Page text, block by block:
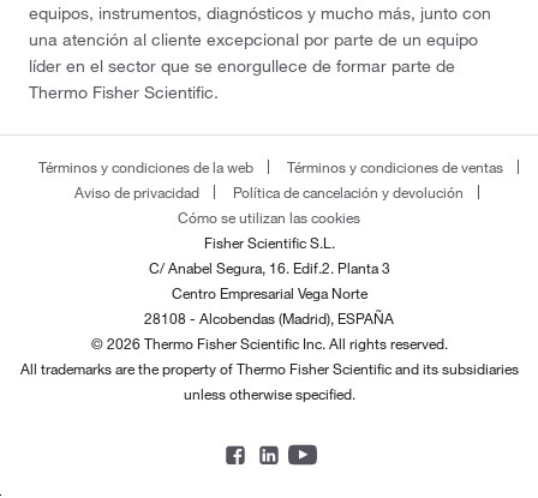
equipos, instrumentos, diagnósticos y mucho más, junto con
una atención al cliente excepcional por parte de un equipo
líder en el sector que se enorgullece de formar parte de
Thermo Fisher Scientific.
Términos y condiciones de la web
Términos y condiciones de ventas
Aviso de privacidad
Política de cancelación y devolución
Cómo se utilizan las cookies
Fisher Scientific S.L.
C/ Anabel Segura, 16. Edif.2. Planta 3
Centro Empresarial Vega Norte
28108 - Alcobendas (Madrid), ESPAÑA
© 2026 Thermo Fisher Scientific Inc. All rights reserved.
All trademarks are the property of Thermo Fisher Scientific and its subsidiaries
unless otherwise specified.